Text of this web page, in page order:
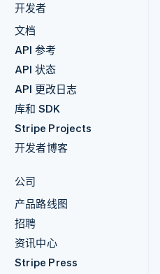
开发者
文档
API 参考
API 状态
API 更改日志
库和 SDK
Stripe Projects
开发者博客
公司
产品路线图
招聘
资讯中心
Stripe Press